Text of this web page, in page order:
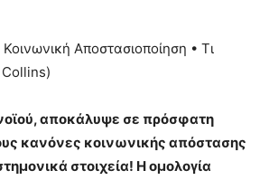
Αποστασιοποίηση • Τι
Collins)
αποκάλυψε σε πρόσφατη
κανόνες κοινωνικής απόστασης
στοιχεία! H ομολογία